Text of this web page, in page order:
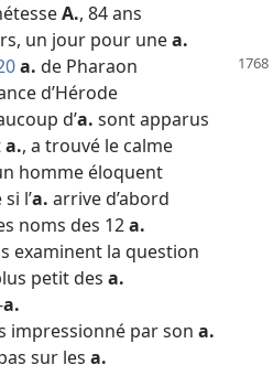
A., 84 ans
un jour pour unea.
a. de Pharaon
d’Hérode
d’a. sont apparus
a., a trouvé le calme
homme éloquent
l’a. arrive d’abord
noms des 12a.
examinent la question
petit des a.
a.
impressionné par son a.
sur les a.